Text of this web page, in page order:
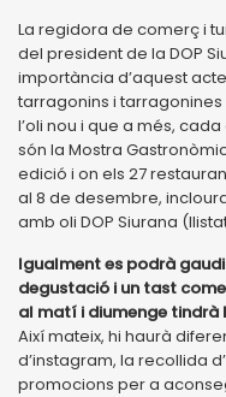
La regidora de comerç i
del president de la DOP
importància d’aquest
tarragonins i
l’oli nou i que a més,
són la Mostra
edició i on els 27
al 8 de desembre,
amb oli DOP Siurana
Igualment es podrà
degustació i un tast
al matí i diumenge tindrà
Així mateix, hi haurà
d’instagram, la recollida
promocions per a